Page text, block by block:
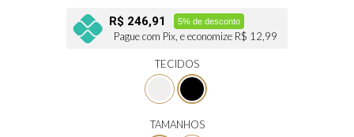
R$ 246,91 5% de desconto
Pague com Pix, e economize R$ 12,99
TECIDOS
TAMANHOS